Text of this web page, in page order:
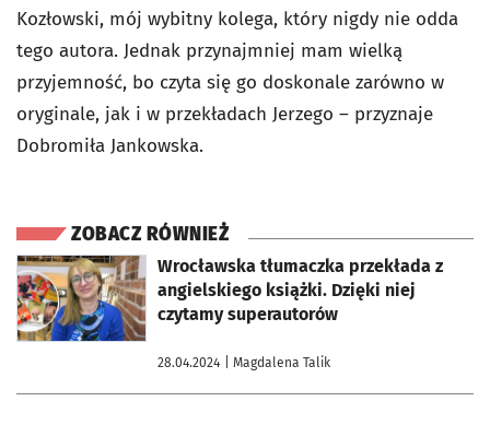
Kozłowski, mój wybitny kolega, który nigdy nie odda
tego autora. Jednak przynajmniej mam wielką
przyjemność, bo czyta się go doskonale zarówno w
oryginale, jak i w przekładach Jerzego – przyznaje
Dobromiła Jankowska.
ZOBACZ RÓWNIEŻ
Wrocławska tłumaczka przekłada z
angielskiego książki. Dzięki niej
czytamy superautorów
28.04.2024 | Magdalena Talik
otworzy się w nowej karcie